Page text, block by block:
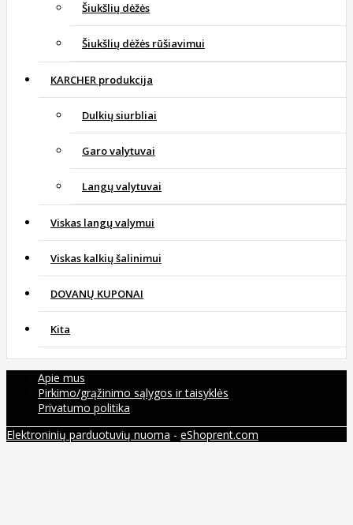
Šiukšlių dėžės
Šiukšlių dėžės rūšiavimui
KARCHER produkcija
Dulkių siurbliai
Garo valytuvai
Langų valytuvai
Viskas langų valymui
Viskas kalkių šalinimui
DOVANŲ KUPONAI
Kita
Apie mus
Pirkimo/grąžinimo sąlygos ir taisyklės
Privatumo politika
Elektroninių parduotuvių nuoma - eShoprent.com